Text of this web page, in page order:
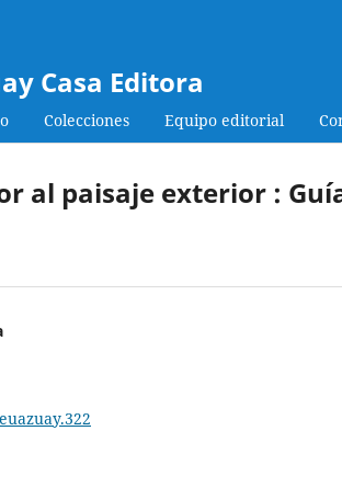
Casa Editora
Colecciones Equipo editorial
al paisaje exterior :